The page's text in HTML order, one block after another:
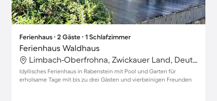
Ferienhaus ∙ 2 Gäste ∙ 1 Schlafzimmer
Ferienhaus Waldhaus
Limbach-Oberfrohna, Zwickauer Land, Deutschland
Idyllisches Ferienhaus in Rabenstein mit Pool und Garten für
erholsame Tage mit bis zu drei Gästen und vierbeinigen Freunden